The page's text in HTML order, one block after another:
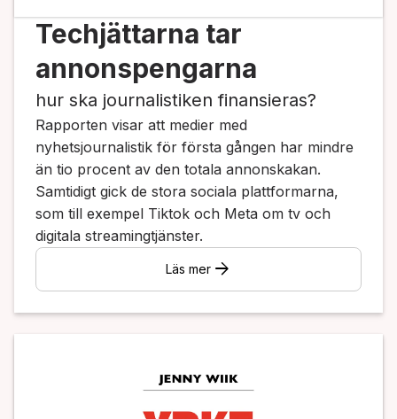
Techjättarna tar
annonspengarna
hur ska journalistiken finansieras?
Rapporten visar att medier med
nyhetsjournalistik för första gången har mindre
än tio procent av den totala annonskakan.
Samtidigt gick de stora sociala plattformarna,
som till exempel Tiktok och Meta om tv och
digitala streamingtjänster.
Läs merarrow_forward